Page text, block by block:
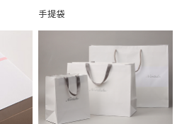
手提袋